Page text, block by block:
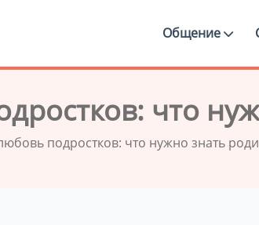
Общение
что
подростков: что нужно знать